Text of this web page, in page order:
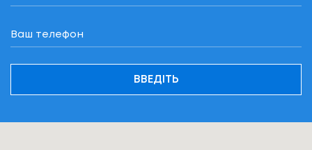
ВВЕДІТЬ